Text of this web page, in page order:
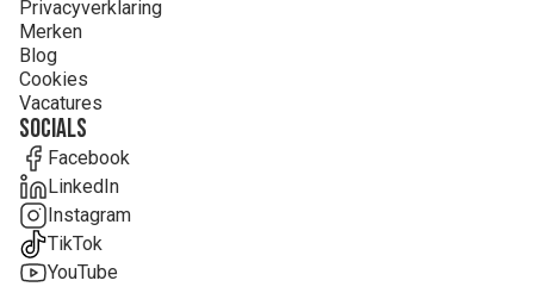
Privacyverklaring
Merken
Blog
Cookies
Vacatures
Socials
Facebook
LinkedIn
Instagram
TikTok
YouTube